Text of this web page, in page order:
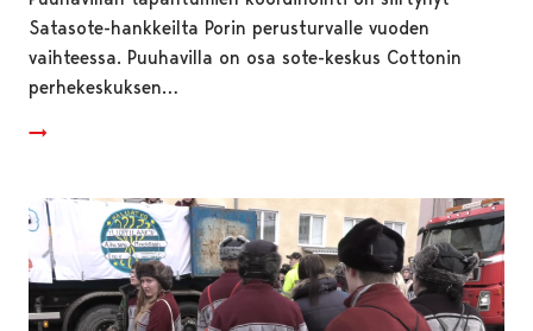
Satasote-hankkeilta Porin perusturvalle vuoden
vaihteessa. Puuhavilla on osa sote-keskus Cottonin
perhekeskuksen…